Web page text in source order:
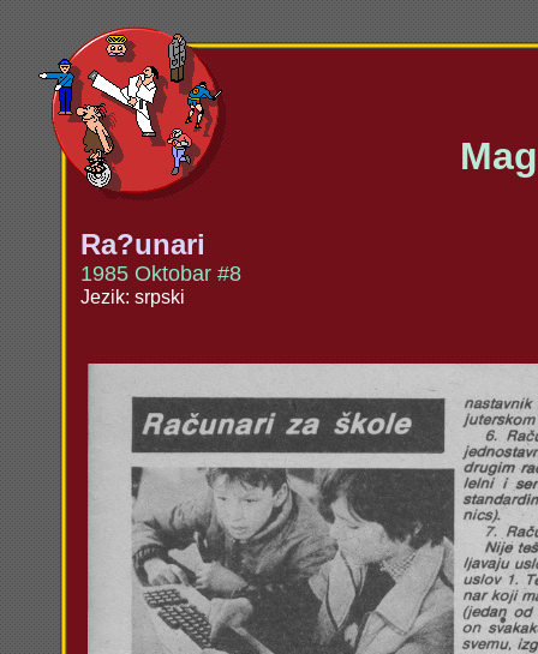
Ra?unari
1985 Oktobar #8
Jezik: srpski